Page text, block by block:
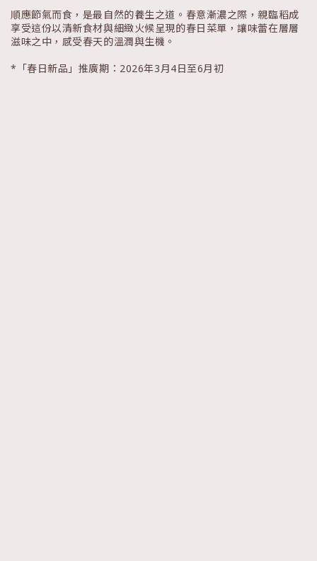
順應節氣而食，是最自然的養生之道。春意漸濃之際，親臨稻成
享受這份以清新食材與細緻火候呈現的春日菜單，讓味蕾在層層
滋味之中，感受春天的溫潤與生機。
*「春日新品」推廣期：2026年3月4日至6月初